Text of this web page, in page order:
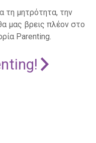
τη μητρότητα, την
μας βρεις πλέον στο
Parenting.